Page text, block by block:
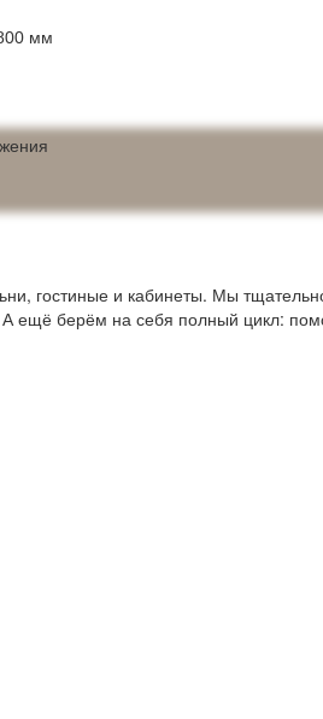
мм
и кабинеты. Мы
ещё берём на себя полный цикл: